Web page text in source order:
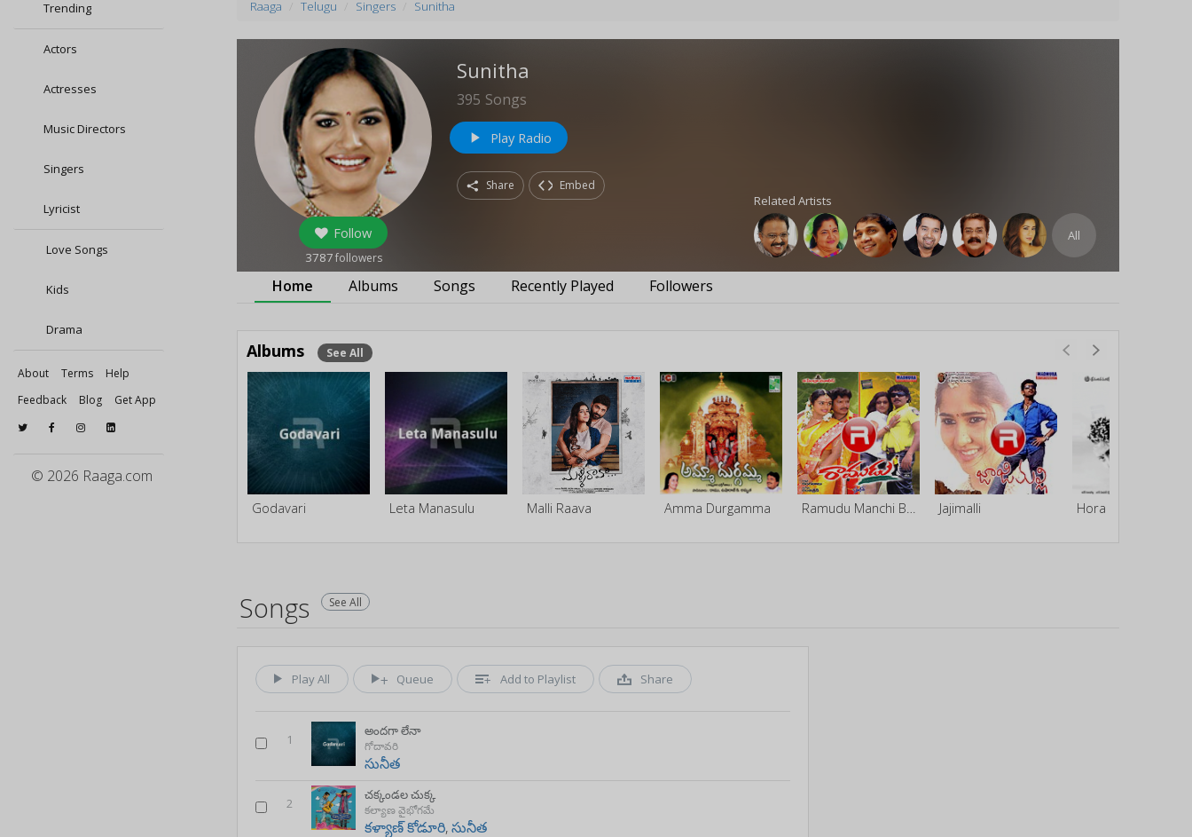
Trending
Actors
Actresses
Music Directors
Singers
Lyricist
Love Songs
Kids
Drama
About Terms
Help
Feedback
Blog Get App
© 2026 Raaga.com
Raaga Telugu Singers Sunitha
Follow
3787followers
Sunitha
395 Songs
play_arrow Play Radio
Share Embed
Related Artists
All
Home Albums Songs Recently Played Followers
Albums See All
Godavari Leta Manasulu Malli Raava Amma Durgamma Jajimalli Hora Hori
Songs See All
Play All Queue Add to Playlist Share
1
అందగా లేనా
గోదావరి
సునీత
2
చక్కండల చుక్క
కల్యాణ వైభోగమే
కళ్యాణ్ కోడూరి,సునీత